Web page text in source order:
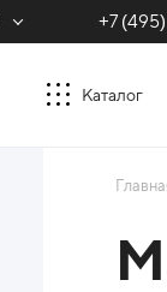
+7
Каталог